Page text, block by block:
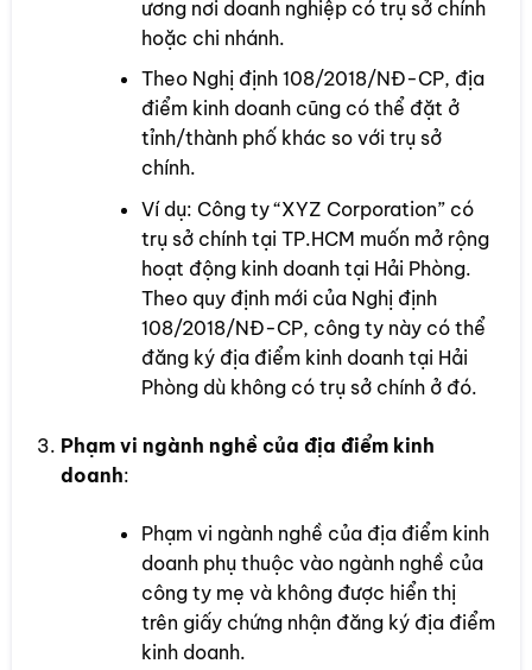
ương nơi doanh nghiệp có trụ sở chính
hoặc chi nhánh.
Theo Nghị định 108/2018/NĐ-CP, địa
điểm kinh doanh cũng có thể đặt ở
tỉnh/thành phố khác so với trụ sở
chính.
Ví dụ: Công ty “XYZ Corporation” có
trụ sở chính tại TP.HCM muốn mở rộng
hoạt động kinh doanh tại Hải Phòng.
Theo quy định mới của Nghị định
108/2018/NĐ-CP, công ty này có thể
đăng ký địa điểm kinh doanh tại Hải
Phòng dù không có trụ sở chính ở đó.
Phạm vi ngành nghề của địa điểm kinh
doanh:
Phạm vi ngành nghề của địa điểm kinh
doanh phụ thuộc vào ngành nghề của
công ty mẹ và không được hiển thị
trên giấy chứng nhận đăng ký địa điểm
kinh doanh.